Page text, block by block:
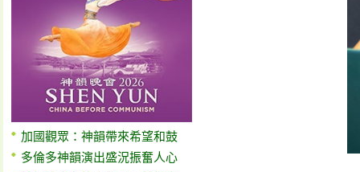
加國觀眾：神韻帶來希望和鼓
多倫多神韻演出盛況振奮人心